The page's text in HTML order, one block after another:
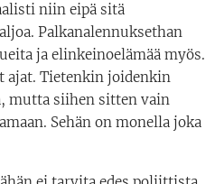
niin eipä sitä
Palkanalennuksethan
ja elinkeinoelämää myös.
ajat. Tietenkin joidenkin
mutta siihen sitten vain
Sehän on monella joka